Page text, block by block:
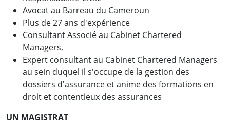
Avocat au Barreau du Cameroun
Plus de 27 ans d'expérience
Consultant Associé au Cabinet Chartered
Managers,
Expert consultant au Cabinet Chartered Managers
au sein duquel il s'occupe de la gestion des
dossiers d'assurance et anime des formations en
droit et contentieux des assurances
UN MAGISTRAT